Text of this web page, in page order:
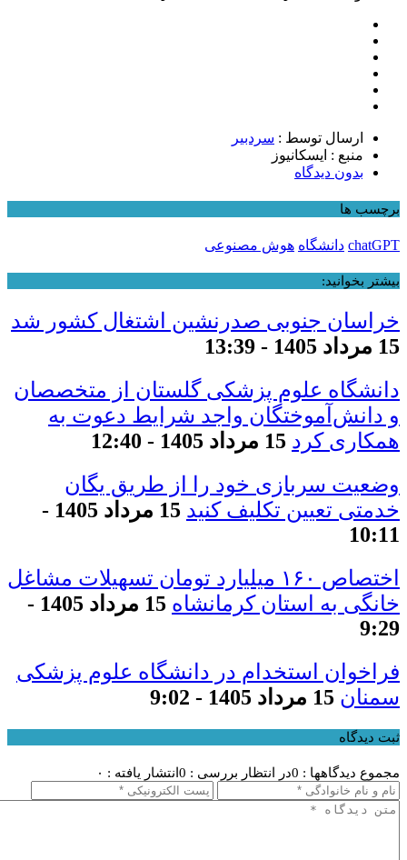
ارسال توسط : سردبیر
منبع : ایسکانیوز
بدون دیدگاه
برچسب ها
chatGPT دانشگاه هوش مصنوعی
بیشتر بخوانید:
خراسان جنوبی صدرنشین اشتغال کشور شد
15 مرداد 1405 - 13:39
دانشگاه علوم پزشکی گلستان از متخصصان
و دانش‌آموختگان واجد شرایط دعوت به
همکاری کرد 15 مرداد 1405 - 12:40
وضعیت سربازی خود را از طریق یگان
خدمتی تعیین تکلیف کنید
15 مرداد 1405 -
10:11
اختصاص ۱۶۰ میلیارد تومان تسهیلات مشاغل
خانگی به استان کرمانشاه
15 مرداد 1405 -
9:29
فراخوان استخدام در دانشگاه علوم پزشکی
سمنان 15 مرداد 1405 - 9:02
ثبت دیدگاه
مجموع دیدگاهها : 0 در انتظار بررسی : 0 انتشار یافته : ۰